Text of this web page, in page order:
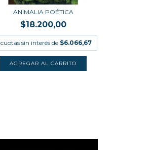
ANIMALIA POÉTICA
$18.200,00
cuotas sin interés de $6.066,67